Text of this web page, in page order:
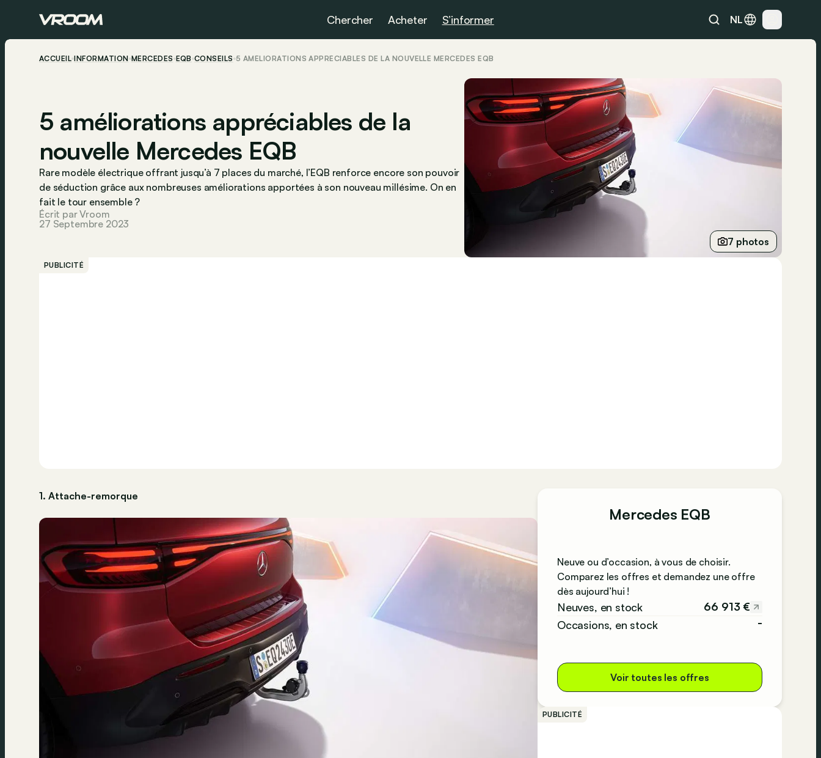
Chercher Acheter S’informer NL
ACCUEIL INFORMATION MERCEDES EQB CONSEILS 5 AMÉLIORATIONS APPRÉCIABLES DE LA NOUVELLE MERCEDES EQB
5 améliorations appréciables de la
nouvelle Mercedes EQB
Rare modèle électrique offrant jusqu’à 7 places du marché, l’EQB renforce encore son pouvoir
de séduction grâce aux nombreuses améliorations apportées à son nouveau millésime. On en
fait le tour ensemble ?
Écrit par Vroom
27 Septembre 2023
7 photos
PUBLICITÉ
1. Attache-remorque
Mercedes EQB
Neuve ou d’occasion, à vous de choisir.
Comparez les offres et demandez une offre
dès aujourd’hui !
Neuves, en stock
66 913 €
Occasions, en stock
-
Voir toutes les offres
PUBLICITÉ